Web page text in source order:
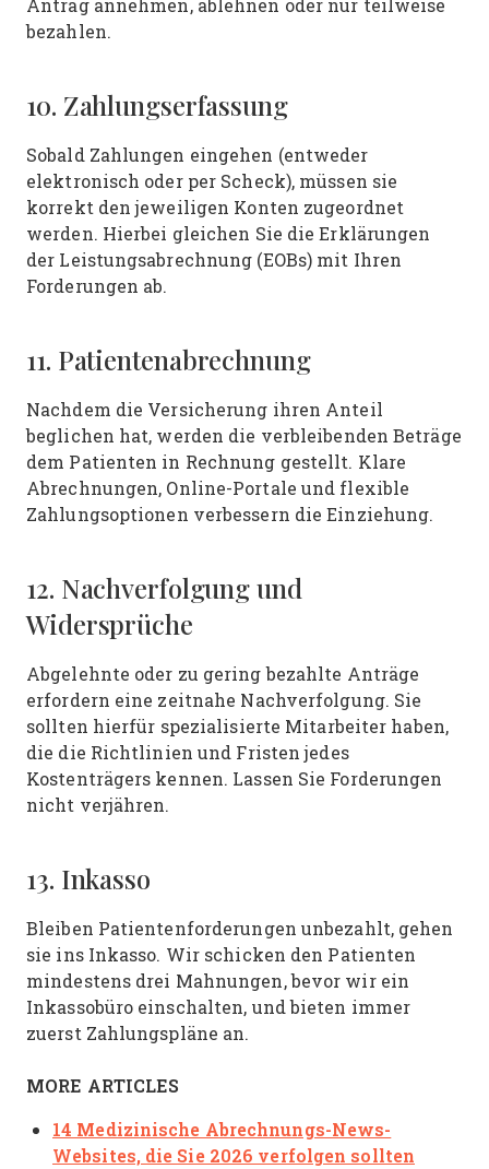
Antrag annehmen, ablehnen oder nur teilweise
bezahlen.
10. Zahlungserfassung
Sobald Zahlungen eingehen (entweder
elektronisch oder per Scheck), müssen sie
korrekt den jeweiligen Konten zugeordnet
werden. Hierbei gleichen Sie die Erklärungen
der Leistungsabrechnung (EOBs) mit Ihren
Forderungen ab.
11. Patientenabrechnung
Nachdem die Versicherung ihren Anteil
beglichen hat, werden die verbleibenden Beträge
dem Patienten in Rechnung gestellt. Klare
Abrechnungen, Online-Portale und flexible
Zahlungsoptionen verbessern die Einziehung.
12. Nachverfolgung und
Widersprüche
Abgelehnte oder zu gering bezahlte Anträge
erfordern eine zeitnahe Nachverfolgung. Sie
sollten hierfür spezialisierte Mitarbeiter haben,
die die Richtlinien und Fristen jedes
Kostenträgers kennen. Lassen Sie Forderungen
nicht verjähren.
13. Inkasso
Bleiben Patientenforderungen unbezahlt, gehen
sie ins Inkasso. Wir schicken den Patienten
mindestens drei Mahnungen, bevor wir ein
Inkassobüro einschalten, und bieten immer
zuerst Zahlungspläne an.
MORE ARTICLES
14 Medizinische Abrechnungs-News-
Websites, die Sie 2026 verfolgen sollten